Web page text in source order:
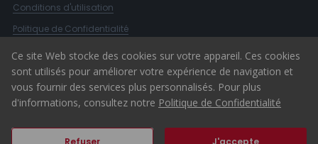
Conditions d'utilisation
Politique de Confidentialité
Livre de Réclamations
Canal d'alerte
© 2026 ERA Portugal
Ce site Web stocke des cookies sur votre appareil. Ces cookies
sont utilisés pour améliorer votre expérience de navigation et
vous fournir des services plus personnalisés. Pour plus
d'informations, consultez notre Politique de Confidentialité
Refuser J'accepte